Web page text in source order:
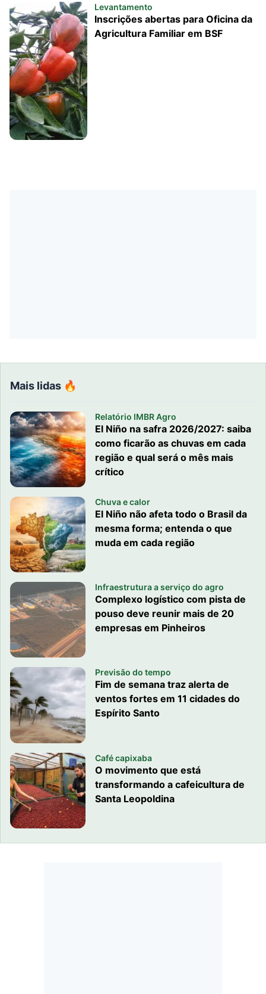
Levantamento
Inscrições abertas para Oficina da
Agricultura Familiar em BSF
Mais lidas 🔥
Relatório IMBR Agro
El Niño na safra 2026/2027: saiba
como ficarão as chuvas em cada
região e qual será o mês mais
crítico
Chuva e calor
El Niño não afeta todo o Brasil da
mesma forma; entenda o que
muda em cada região
Infraestrutura a serviço do agro
Complexo logístico com pista de
pouso deve reunir mais de 20
empresas em Pinheiros
Previsão do tempo
Fim de semana traz alerta de
ventos fortes em 11 cidades do
Espírito Santo
Café capixaba
O movimento que está
transformando a cafeicultura de
Santa Leopoldina